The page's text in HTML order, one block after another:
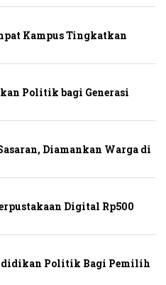
Kampus Tingkatkan
Politik bagi Generasi
Diamankan Warga di
Digital Rp500
Politik Bagi Pemilih